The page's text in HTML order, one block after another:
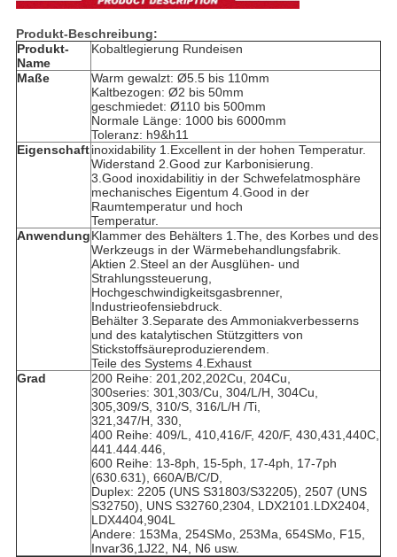
Produkt-Beschreibung:
Produkt-
Name
Kobaltlegierung Rundeisen
Maße
Warm gewalzt: Ø5.5 bis 110mm
Kaltbezogen: Ø2 bis 50mm
geschmiedet: Ø110 bis 500mm
Normale Länge: 1000 bis 6000mm
Toleranz: h9&h11
Eigenschaftinoxidability 1.Excellent in der hohen Temperatur.
Widerstand 2.Good zur Karbonisierung.
3.Good inoxidabilitiy in der Schwefelatmosphäre
mechanisches Eigentum 4.Good in der
Raumtemperatur und hoch
Temperatur.
AnwendungKlammer des Behälters 1.The, des Korbes und des
Werkzeugs in der Wärmebehandlungsfabrik.
Aktien 2.Steel an der Ausglühen- und
Strahlungssteuerung,
Hochgeschwindigkeitsgasbrenner,
Industrieofensiebdruck.
Behälter 3.Separate des Ammoniakverbesserns
und des katalytischen Stützgitters von
Stickstoffsäureproduzierendem.
Teile des Systems 4.Exhaust
Grad
200 Reihe: 201,202,202Cu, 204Cu,
300series: 301,303/Cu, 304/L/H, 304Cu,
305,309/S, 310/S, 316/L/H /Ti,
321,347/H, 330,
400 Reihe: 409/L, 410,416/F, 420/F, 430,431,440C,
441.444.446,
600 Reihe: 13-8ph, 15-5ph, 17-4ph, 17-7ph
(630.631), 660A/B/C/D,
Duplex: 2205 (UNS S31803/S32205), 2507 (UNS
S32750), UNS S32760,2304, LDX2101.LDX2404,
LDX4404,904L
Andere: 153Ma, 254SMo, 253Ma, 654SMo, F15,
Invar36,1J22, N4, N6 usw.